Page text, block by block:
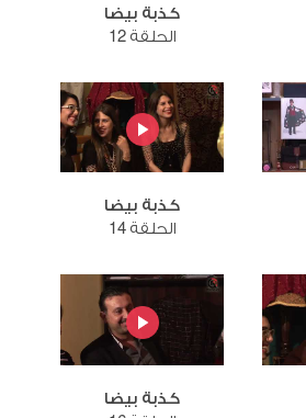
كذبة بيضا
الحلقة 12
كذبة بيضا
الحلقة 14
كذبة بيضا